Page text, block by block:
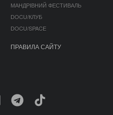
МАНДРІВНИЙ ФЕСТИВАЛЬ
DOCU/КЛУБ
DOCU/SPACE
ПРАВИЛА САЙТУ